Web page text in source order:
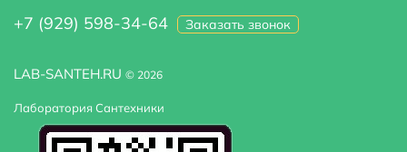
LAB-SANTEH.RU © 2026
Лаборатория Сантехники
+7 (929) 598-34-64 Заказать звонок